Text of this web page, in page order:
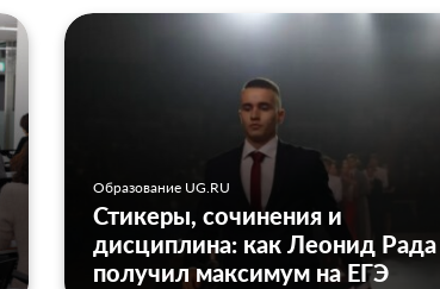
Образование UG.RU
Стикеры, сочинения и
дисциплина: как Леонид Рада
получил максимум на ЕГЭ